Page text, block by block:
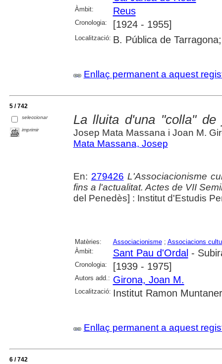
Àmbit: Reus
Cronologia: [1924 - 1955]
Localització: B. Pública de
Enllaç permanent a aquest
5 / 742
seleccionar
imprimir
La lluita d'una "colla"
Josep Mata Massana i Joan M.
Mata Massana, Josep
En: 279426 L'Associacionisme
fins a l'actualitat. Actes de VII
del Penedès] : Institut d'Estudis
Matèries: Associacionisme; Associacions
Àmbit:
Sant Pau d'Ordal -
Cronologia: [1939 - 1975]
Autors add.: Girona, Joan M.
Localització: Institut Ramon
Enllaç permanent a aquest
6 / 742